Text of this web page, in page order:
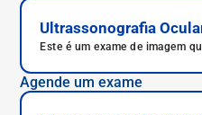
Ultrassonografia
Este é um exame de imagem
Agende um exame